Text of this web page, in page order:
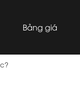
Bảng giá